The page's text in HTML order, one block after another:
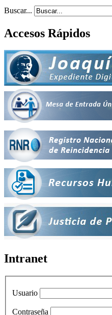
Buscar...
Accesos Rápidos
Intranet
Usuario
Contraseña